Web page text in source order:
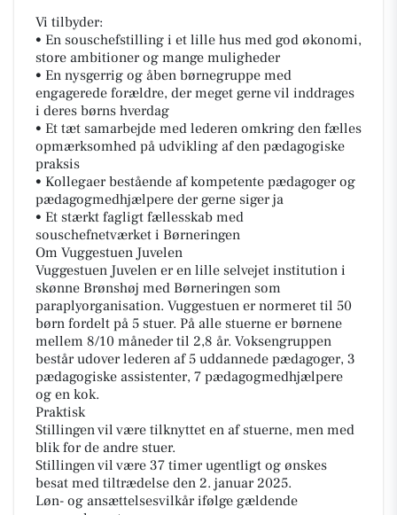
Vi tilbyder:
• En souschefstilling i et lille hus med god økonomi,
store ambitioner og mange muligheder
• En nysgerrig og åben børnegruppe med
engagerede forældre, der meget gerne vil inddrages
i deres børns hverdag
• Et tæt samarbejde med lederen omkring den fælles
opmærksomhed på udvikling af den pædagogiske
praksis
• Kollegaer bestående af kompetente pædagoger og
pædagogmedhjælpere der gerne siger ja
• Et stærkt fagligt fællesskab med
souschefnetværket i Børneringen
Om Vuggestuen Juvelen
Vuggestuen Juvelen er en lille selvejet institution i
skønne Brønshøj med Børneringen som
paraplyorganisation. Vuggestuen er normeret til 50
børn fordelt på 5 stuer. På alle stuerne er børnene
mellem 8/10 måneder til 2,8 år. Voksengruppen
består udover lederen af 5 uddannede pædagoger, 3
pædagogiske assistenter, 7 pædagogmedhjælpere
og en kok.
Praktisk
Stillingen vil være tilknyttet en af stuerne, men med
blik for de andre stuer.
Stillingen vil være 37 timer ugentligt og ønskes
besat med tiltrædelse den 2. januar 2025.
Løn- og ansættelsesvilkår ifølge gældende